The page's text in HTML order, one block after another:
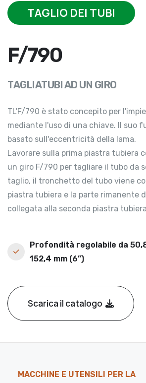
TAGLIO DEI TUBI
F/790
TAGLIATUBI AD UN GIRO
TL'F/790 è stato concepito per
mediante l'uso di una chiave. Il suo
basato sull'eccentricità della lama.
Lavorare sulla prima piastra tubiera
un giro F/790 per tagliare il tubo da
taglio, il tronchetto del tubo viene
piastra tubiera e la parte rimanente
collegata alla seconda piastra
Profondità regolabile da
152,4 mm (6”)
Scarica il catalogo
MACCHINE E UTENSILI PER LA